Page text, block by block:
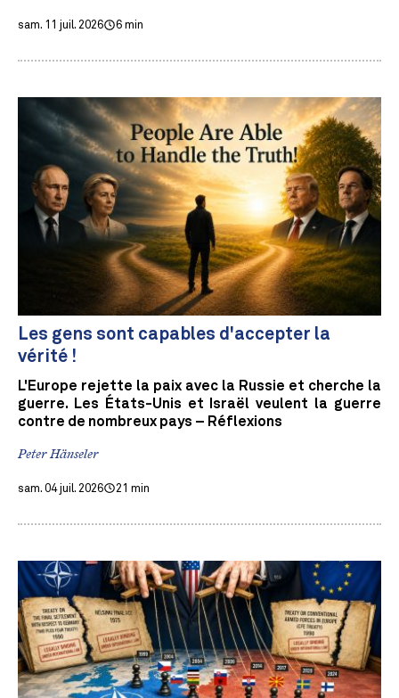
sam. 11 juil. 2026 6 min
Les gens sont capables d'accepter la
vérité !
L'Europe rejette la paix avec la Russie et cherche la
guerre. Les États-Unis et Israël veulent la guerre
contre de nombreux pays – Réflexions
Peter Hänseler
sam. 04 juil. 2026 21 min